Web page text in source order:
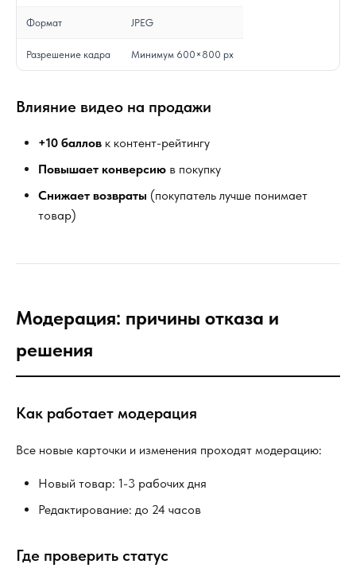
Формат JPEG
Разрешение кадра Минимум 600×800 px
Влияние видео на продажи
+10 баллов к контент-рейтингу
Повышает конверсию в покупку
Снижает возвраты (покупатель лучше понимает
товар)
Модерация: причины отказа и
решения
Как работает модерация
Все новые карточки и изменения проходят модерацию:
Новый товар: 1-3 рабочих дня
Редактирование: до 24 часов
Где проверить статус